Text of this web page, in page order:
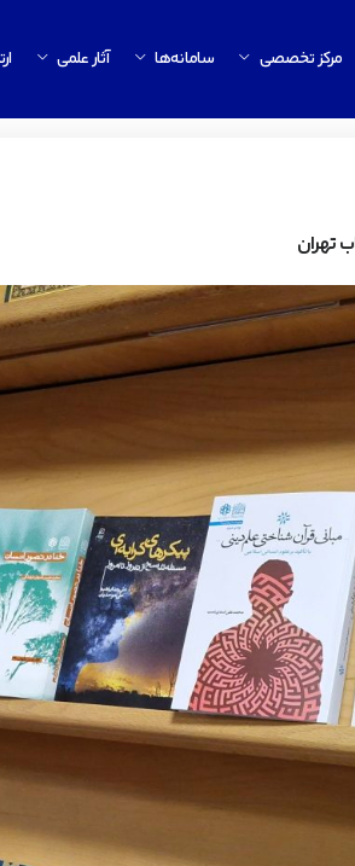
مرکز تخصصی سامانه‌ها آثار علمی
تهران